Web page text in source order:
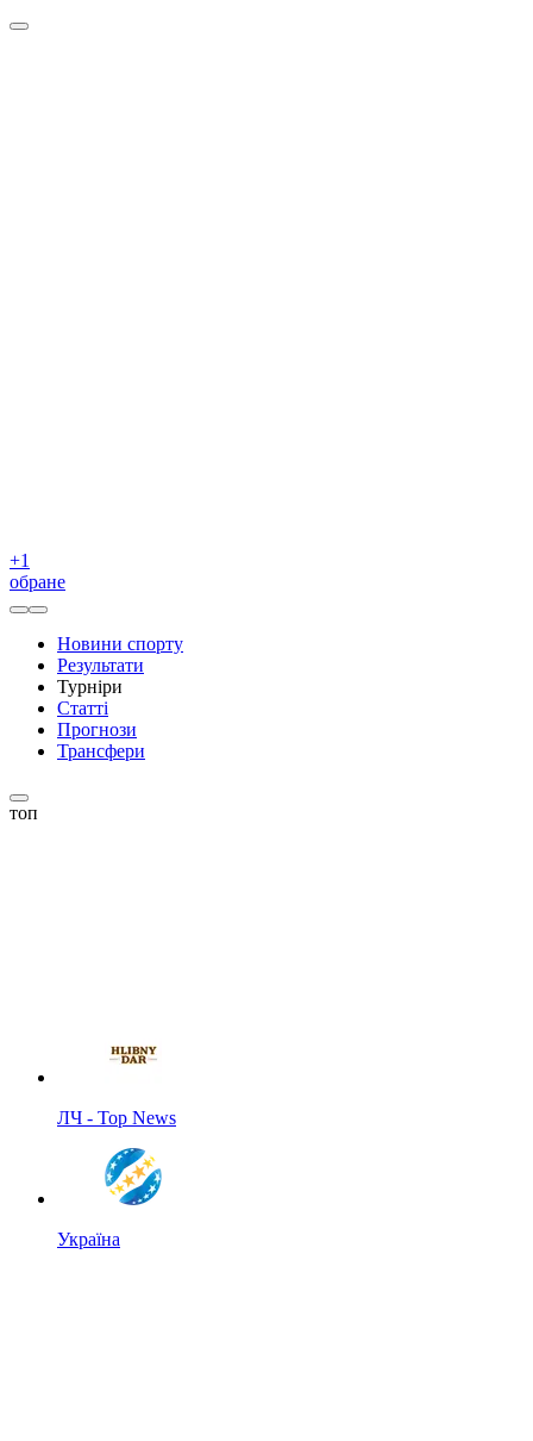
+1
обране
Новини спорту
Результати
Турніри
Статті
Прогнози
Трансфери
топ
ЛЧ - Top News
Україна